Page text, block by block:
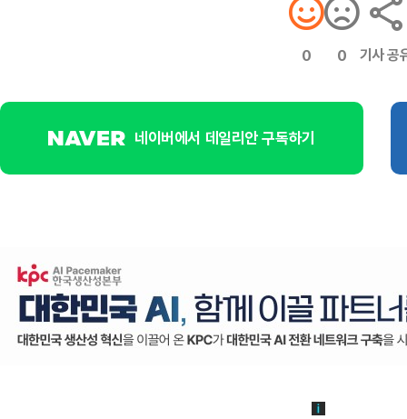
0 0 기사 공
네이버에서 데일리안 구독하기